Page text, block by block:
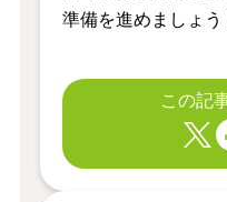
準備を進めましょう
この記